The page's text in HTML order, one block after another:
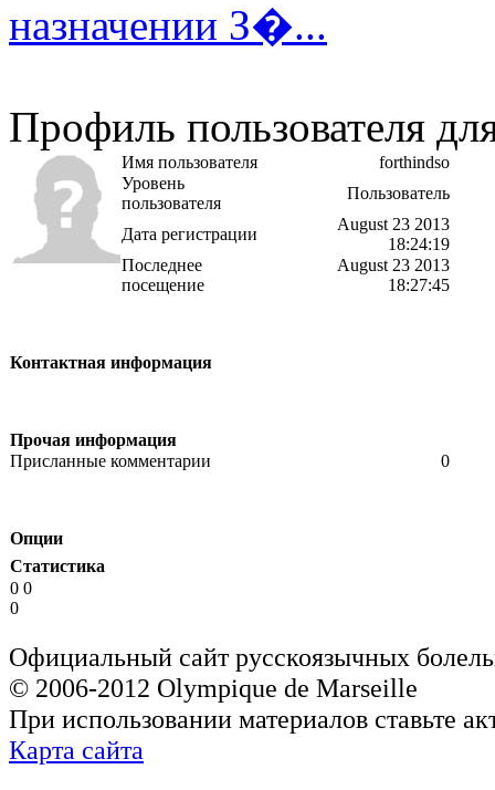
назначении З�...
Профиль пользователя
Имя пользователя
forthindso
Уровень
пользователя
Пользователь
Дата регистрации
August 23 2013
18:24:19
Последнее
посещение
August 23 2013
18:27:45
Контактная информация
Прочая информация
Присланные комментарии
0
Опции
Статистика
0 0
0
Официальный сайт русскоязычных
© 2006-2012 Olympique de Marseille
При использовании материалов ставьте
Карта сайта